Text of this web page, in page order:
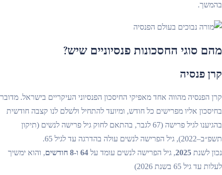
בהמשך.
מהם סוגי החסכונות פנסיוניים שיש?
קרן פנסיה
קרן הפנסיה מהווה אחד מאפיקי החיסכון הפנסיוני העיקריים בישראל. מדובר
בחיסכון אליו מפרישים כל חודש, ומיועד להתחיל ולשלם לנו קצבה חודשית
בהגיענו לגיל פרישה (67 לגבר, בהתאם לחוק גיל פרישה לנשים (תיקון
תשפ״ב–2022), גיל הפרישה לנשים עולה בהדרגה עד לגיל 65.
נכון לשנת 2025, גיל הפרישה לנשים עומד על 64 ו-8 חודשים
, והוא ימשיך
לעלות עד גיל 65 בשנת 2026)